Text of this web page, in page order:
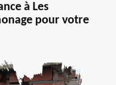
à Les
pour votre